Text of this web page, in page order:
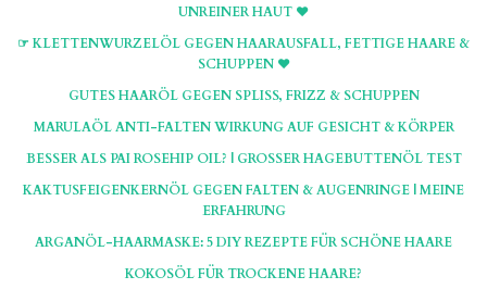
UNREINER HAUT ♥
☞ KLETTENWURZELÖL GEGEN HAARAUSFALL, FETTIGE HAARE &
SCHUPPEN ♥
GUTES HAARÖL GEGEN SPLISS, FRIZZ & SCHUPPEN
MARULAÖL ANTI-FALTEN WIRKUNG AUF GESICHT & KÖRPER
BESSER ALS PAI ROSEHIP OIL? | GROSSER HAGEBUTTENÖL TEST
KAKTUSFEIGENKERNÖL GEGEN FALTEN & AUGENRINGE | MEINE
ERFAHRUNG
ARGANÖL-HAARMASKE: 5 DIY REZEPTE FÜR SCHÖNE HAARE
KOKOSÖL FÜR TROCKENE HAARE?